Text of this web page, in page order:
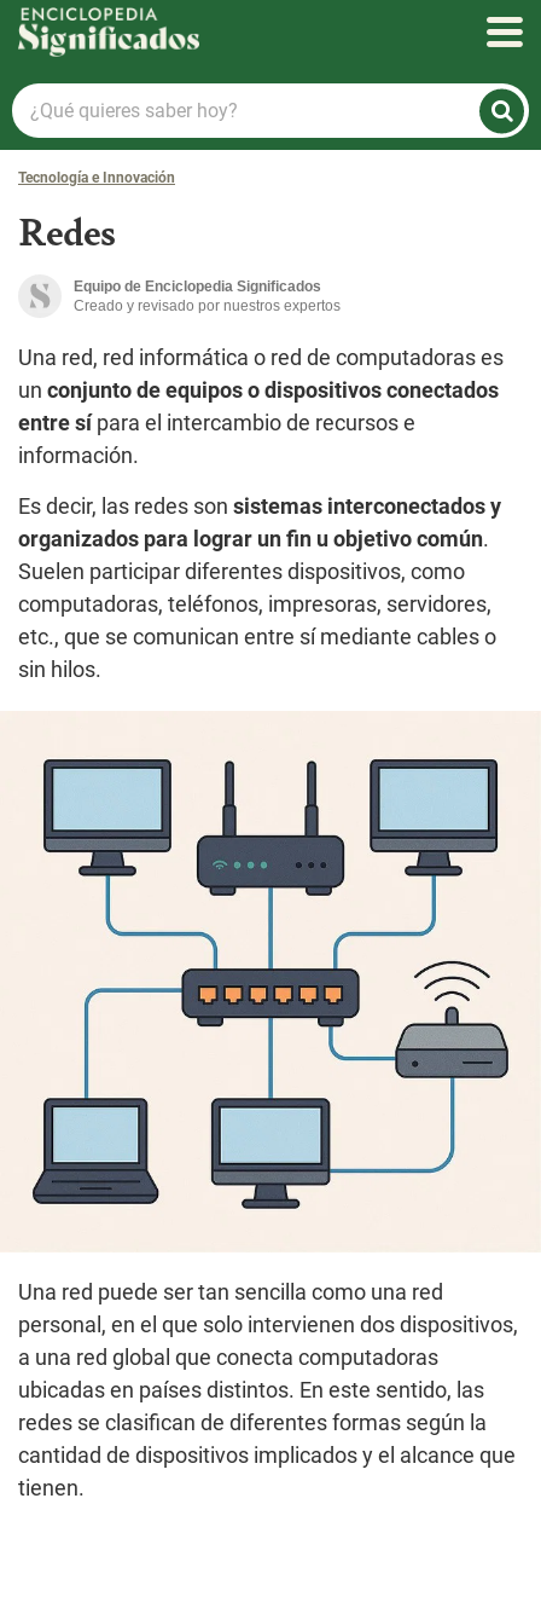
Enciclopedia Significados
¿Qué
quieres
saber
hoy?
Tecnología e Innovación
Redes
Equipo de Enciclopedia Significados
Creado y revisado por nuestros expertos
Una red, red informática o red de computadoras es
un conjunto de equipos o dispositivos conectados
entre sí para el intercambio de recursos e
información.
Es decir, las redes son sistemas interconectados y
organizados para lograr un fin u objetivo común.
Suelen participar diferentes dispositivos, como
computadoras, teléfonos, impresoras, servidores,
etc., que se comunican entre sí mediante cables o
sin hilos.
Una red puede ser tan sencilla como una red
personal, en el que solo intervienen dos dispositivos,
a una red global que conecta computadoras
ubicadas en países distintos. En este sentido, las
redes se clasifican de diferentes formas según la
cantidad de dispositivos implicados y el alcance que
tienen.